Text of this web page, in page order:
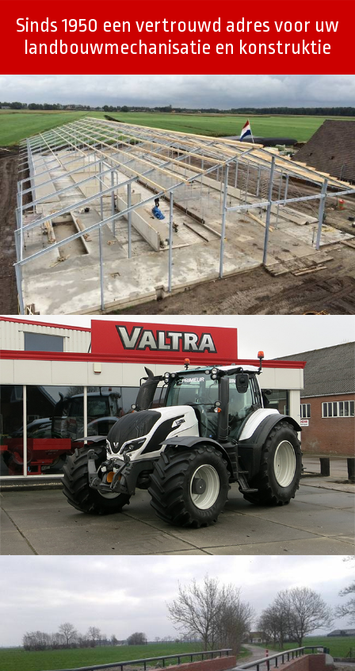
Sinds 1950 een vertrouwd adres voor uw
landbouwmechanisatie en konstruktie